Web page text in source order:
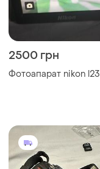
2500 грн
Фотоапарат nikon l23